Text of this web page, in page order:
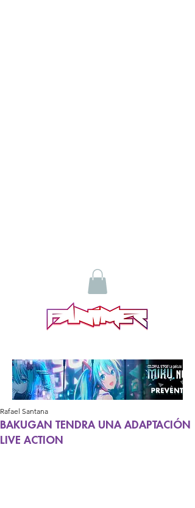
BAKUGAN TENDRA UNA ADAPTACIÓN
LIVE ACTION
Rafael Santana